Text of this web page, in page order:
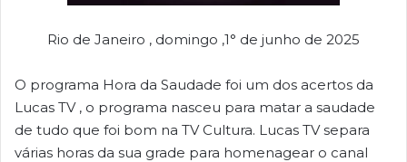
Rio de Janeiro , domingo ,1° de junho de 2025
O programa Hora da Saudade foi um dos acertos da
Lucas TV , o programa nasceu para matar a saudade
de tudo que foi bom na TV Cultura. Lucas TV separa
várias horas da sua grade para homenagear o canal